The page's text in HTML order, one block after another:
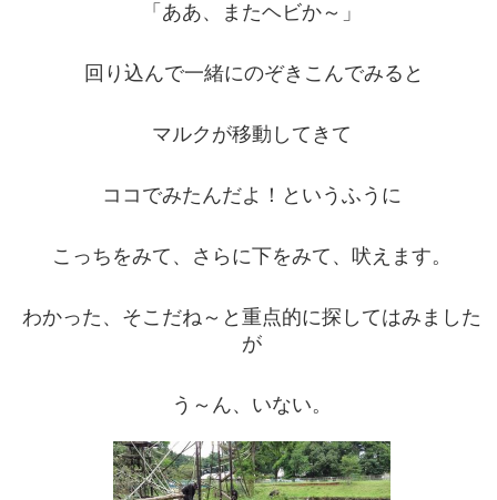
「ああ、またヘビか～」
回り込んで一緒にのぞきこんでみると
マルクが移動してきて
ココでみたんだよ！というふうに
こっちをみて、さらに下をみて、吠えます。
わかった、そこだね～と重点的に探してはみました
が
う～ん、いない。